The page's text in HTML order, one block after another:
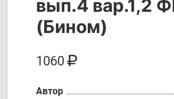
вып.4 вар.1,2
(Бином)
1060
Автор